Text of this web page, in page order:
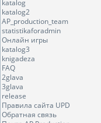
katalog
katalog2
AP_production_team
statistikaforadmin
Онлайн игры
katalog3
knigadeza
FAQ
2glava
3glava
release
Правила сайта UPD
Обратная связь